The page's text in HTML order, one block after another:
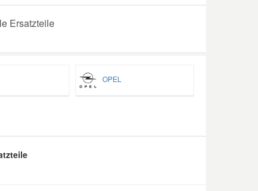
Ersatzteile
OPEL